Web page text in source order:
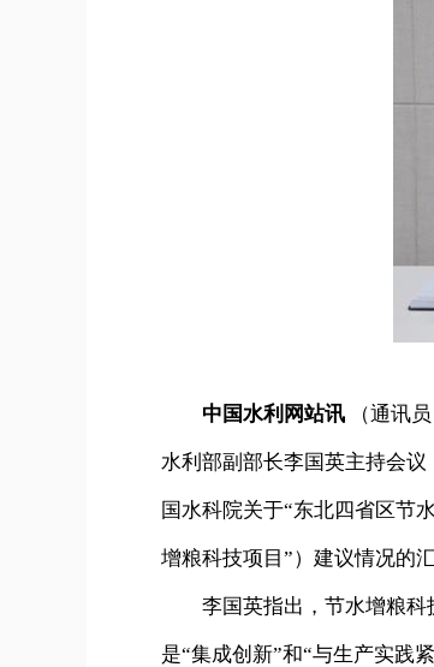
中国水利网站讯 （通讯员
水利部副部长李国英主持会
国水科院关于“东北四省区节
增粮科技项目”）建议情况的
李国英指出，节水增粮科
是“集成创新”和“与生产实践